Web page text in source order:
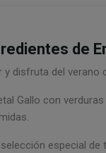
de
y disfruta del
Gallo con
especial